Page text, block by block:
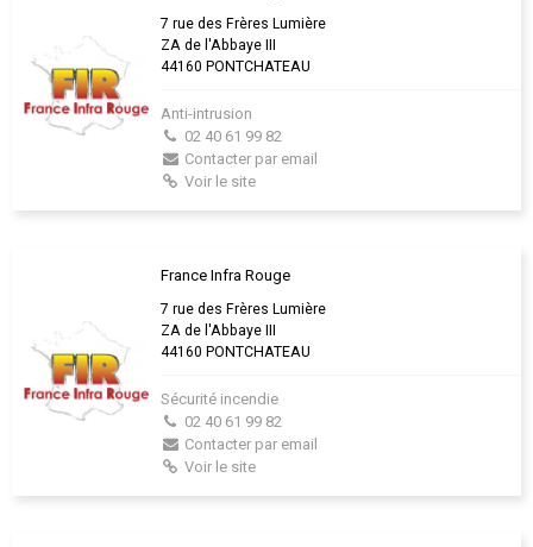
7 rue des Frères Lumière
ZA de l'Abbaye III
44160 PONTCHATEAU
Anti-intrusion
02 40 61 99 82
Contacter par email
Voir le site
France Infra Rouge
7 rue des Frères Lumière
ZA de l'Abbaye III
44160 PONTCHATEAU
Sécurité incendie
02 40 61 99 82
Contacter par email
Voir le site